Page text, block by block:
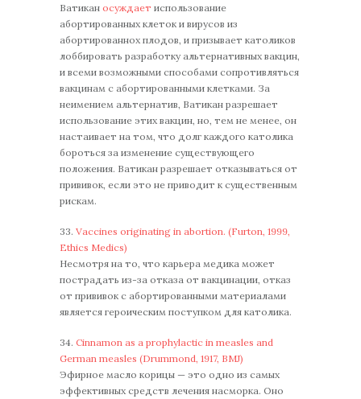
Ватикан осуждает использование
абортированных клеток и вирусов из
абортированнох плодов, и призывает католиков
лоббировать разработку альтернативных вакцин,
и всеми возможными способами сопротивляться
вакцинам с абортированными клетками. За
неимением альтернатив, Ватикан разрешает
использование этих вакцин, но, тем не менее, он
настаивает на том, что долг каждого католика
бороться за изменение существующего
положения. Ватикан разрешает отказываться от
прививок, если это не приводит к существенным
рискам.
33. Vaccines originating in abortion. (Furton, 1999,
Ethics Medics)
Несмотря на то, что карьера медика может
пострадать из-за отказа от вакцинации, отказ
от прививок с абортированными материалами
является героическим поступком для католика.
34. Cinnamon as a prophylactic in measles and
German measles (Drummond, 1917, BMJ)
Эфирное масло корицы — это одно из самых
эффективных средств лечения насморка. Оно